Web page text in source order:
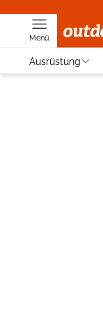
Menü
Ausrüstung